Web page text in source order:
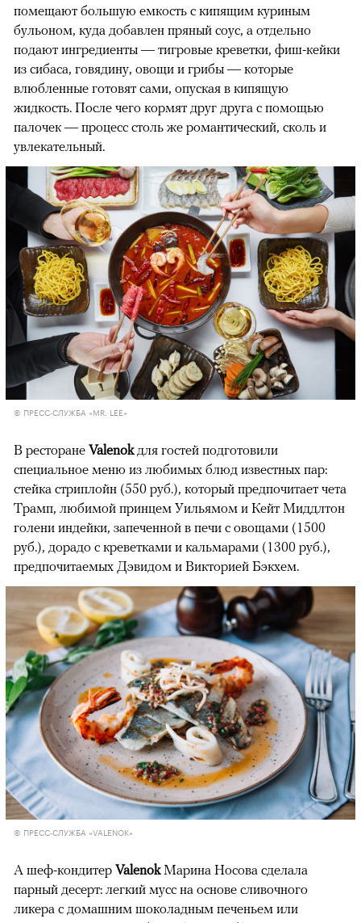
помещают большую емкость с кипящим куриным
бульоном, куда добавлен пряный соус, а отдельно
подают ингредиенты — тигровые креветки, фиш-кейки
из сибаса, говядину, овощи и грибы — которые
влюбленные готовят сами, опуская в кипящую
жидкость. После чего кормят друг друга с помощью
палочек — процесс столь же романтический, сколь и
увлекательный.
© ПРЕСС-СЛУЖБА «MR. LEE»
В ресторане Valenokдля гостей подготовили
специальное меню из любимых блюд известных пар:
стейка стриплойн (550 руб.), который предпочитает чета
Трамп, любимой принцем Уильямом и Кейт Миддлтон
голени индейки, запеченной в печи с овощами (1500
руб.), дорадо с креветками и кальмарами (1300 руб.),
предпочитаемых Дэвидом и Викторией Бэкхем.
© ПРЕСС-СЛУЖБА «VALENOK»
А шеф-кондитер ValenokМарина Носова сделала
парный десерт: легкий мусс на основе сливочного
ликера с домашним шоколадным печеньем или